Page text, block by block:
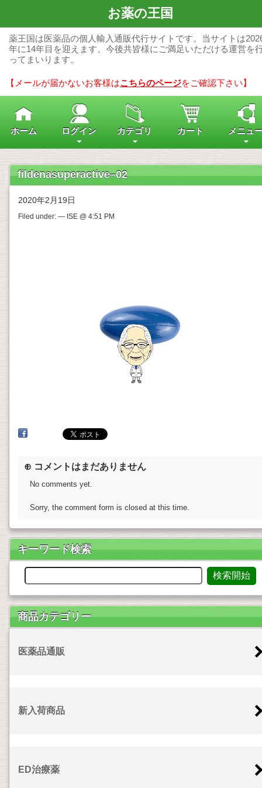
お薬の王国
薬王国は医薬品の個人輸入通販代行サイトです。当サイトは
年に14年目を迎えます。今後共皆様にご満足いただける運営を
ってまいります。
【メールが届かないお客様はこちらのページをご確認下さい】
ホーム ログイン カテゴリ カート メニュ
fildenasuperactive–02
2020年2月19日
Filed under: — ISE @ 4:51 PM
⊕ コメントはまだありません
No comments yet.
Sorry, the comment form is closed at this time.
キーワード検索
商品カテゴリー
医薬品通販
新入荷商品
ED治療薬